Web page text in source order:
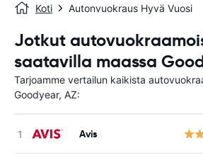
Koti Autonvuokraus Hyvä Vuosi
Jotkut
saatavilla maassa
Tarjoamme vertailun kaikista
Goodyear, AZ:
Avis